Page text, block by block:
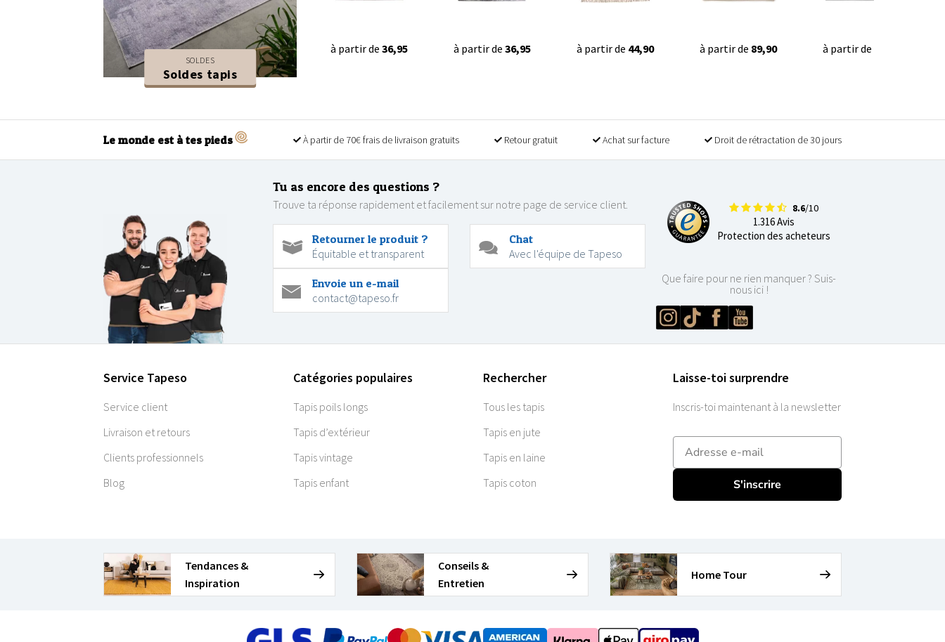
SOLDES
Soldes tapis
à partir de 36,95 à partir de 36,95 à partir de 44,90 à partir de 89,90 à partir de
Le monde est à tes pieds À partir de 70€ frais de livraison gratuits Retour gratuit Achat sur facture Droit de rétractation de 30 jours
Tu as encore des questions ?
Trouve ta réponse rapidement et facilement sur notre page de service client.
Retourner le produit ?
Équitable et transparent
Chat
Avec l'équipe de Tapeso
Envoie un e-mail
contact@tapeso.fr
8.6/10
1.316 Avis
Protection des acheteurs
Que faire pour ne rien manquer ? Suis-
nous ici !
Service Tapeso
Service client
Livraison et retours
Clients professionnels
Blog
Catégories populaires
Tapis poils longs
Tapis d’extérieur
Tapis vintage
Tapis enfant
Rechercher
Tous les tapis
Tapis en jute
Tapis en laine
Tapis coton
Laisse-toi surprendre
Inscris-toi maintenant à la newsletter
E-mailadres
S'inscrire
Tendances &
Inspiration
Conseils &
Entretien
Home Tour